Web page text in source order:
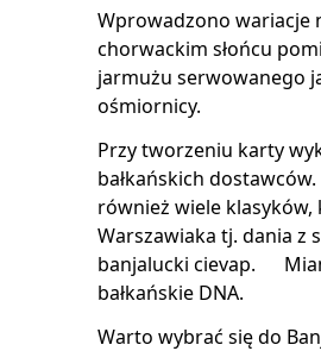
Wprowadzono wariacje
chorwackim słońcu
jarmużu serwowanego
ośmiornicy.
Przy tworzeniu karty
bałkańskich
również wiele
Warszawiaka tj. dania z
banjalucki cievap.
bałkańskie DNA.
Warto wybrać się do